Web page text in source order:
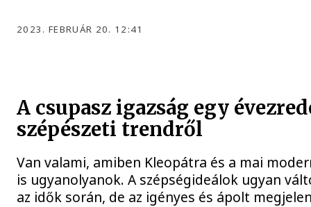
2023. FEBRUÁR 20. 12:41
A csupasz igazság egy
szépészeti trendről
Van valami, amiben Kleopátra és a mai
is ugyanolyanok. A szépségideálok ugyan
az idők során, de az igényes és ápolt